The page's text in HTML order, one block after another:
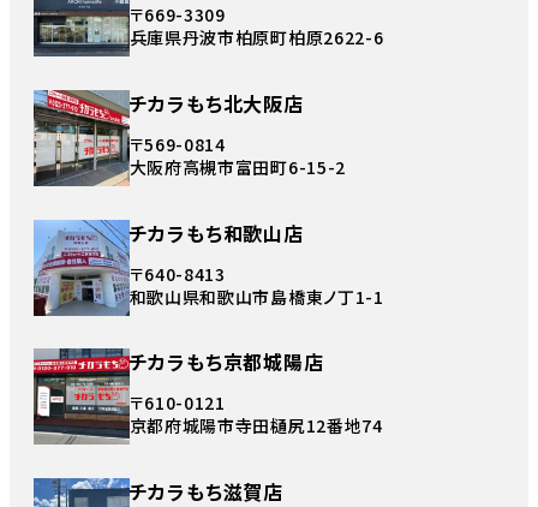
〒669-3309
兵庫県丹波市柏原町柏原2622-6
チカラもち北大阪店
〒569-0814
大阪府高槻市富田町6-15-2
チカラもち和歌山店
〒640-8413
和歌山県和歌山市島橋東ノ丁1-1
チカラもち京都城陽店
〒610-0121
京都府城陽市寺田樋尻12番地74
チカラもち滋賀店